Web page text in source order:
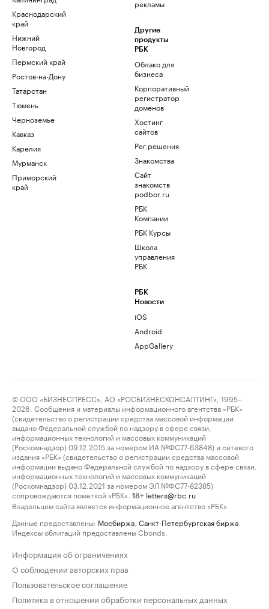
Краснодарский
край
Нижний
Новгород
Пермский край
Ростов-на-Дону
Татарстан
Тюмень
Черноземье
Кавказ
Карелия
Мурманск
Приморский
край
рекламы
Другие
продукты
РБК
Облако для
бизнеса
Корпоративный
регистратор
доменов
Хостинг
сайтов
Рег.решения
Знакомства
Сайт
знакомств
podbor.ru
РБК
Компании
РБК Курсы
Школа
управления
РБК
РБК
Новости
iOS
Android
AppGallery
© ООО «БИЗНЕСПРЕСС», АО «РОСБИЗНЕСКОНСАЛТИНГ», 1995–
2026. Сообщения и материалы информационного агентства «РБК»
(свидетельство о регистрации средства массовой информации
выдано Федеральной службой по надзору в сфере связи,
информационных технологий и массовых коммуникаций
(Роскомнадзор) 09.12.2015 за номером ИА №ФС77-63848) и сетевого
издания «РБК» (свидетельство о регистрации средства массовой
информации выдано Федеральной службой по надзору в сфере связи,
информационных технологий и массовых коммуникаций
(Роскомнадзор) 03.12.2021 за номером ЭЛ №ФС77-82385)
сопровождаются пометкой «РБК».
18+ letters@rbc.ru
Владельцем сайта является информационное агентство «РБК».
Данные предоставлены: Мосбиржа Санкт-Петербургская биржа
Индексы облигаций предоставлены Cbonds.
Информация об ограничениях
О соблюдении авторских прав
Пользовательское соглашение
Политика в отношении обработки персональных данных